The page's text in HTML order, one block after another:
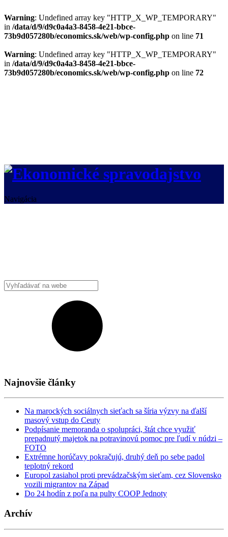
Warning: Undefined array key "HTTP_X_WP_TEMPORARY"
in /data/d/9/d9c0a4a3-8458-4e21-bbce-
73b9d057280b/economics.sk/web/wp-config.php on line 71
Warning: Undefined array key "HTTP_X_WP_TEMPORARY"
in /data/d/9/d9c0a4a3-8458-4e21-bbce-
73b9d057280b/economics.sk/web/wp-config.php on line 72
Navigácia
Najnovšie články
Na marockých sociálnych sieťach sa šíria výzvy na ďalší
masový vstup do Ceuty
Podpísanie memoranda o spolupráci, štát chce využiť
prepadnutý majetok na potravinovú pomoc pre ľudí v núdzi –
FOTO
Extrémne horúčavy pokračujú, druhý deň po sebe padol
teplotný rekord
Europol zasiahol proti prevádzačským sieťam, cez Slovensko
vozili migrantov na Západ
Do 24 hodín z poľa na pulty COOP Jednoty
Archív